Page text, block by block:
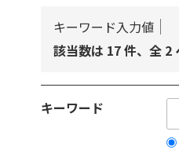
キーワード入力値
該当数は 17 件、全 2
キーワード